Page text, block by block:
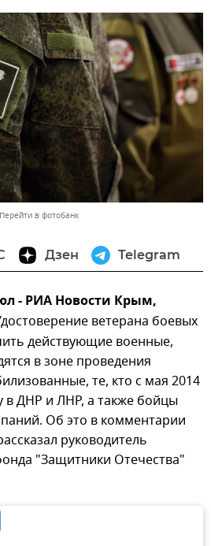
Перейти в фотобанк
Дзен Telegram
- РИА Новости Крым,
ветерана боевых
действующие военные,
в зоне проведения
те, кто с мая 2014
в ДНР и ЛНР, а также бойцы
Об это в комментарии
руководитель
"Защитники Отечества"